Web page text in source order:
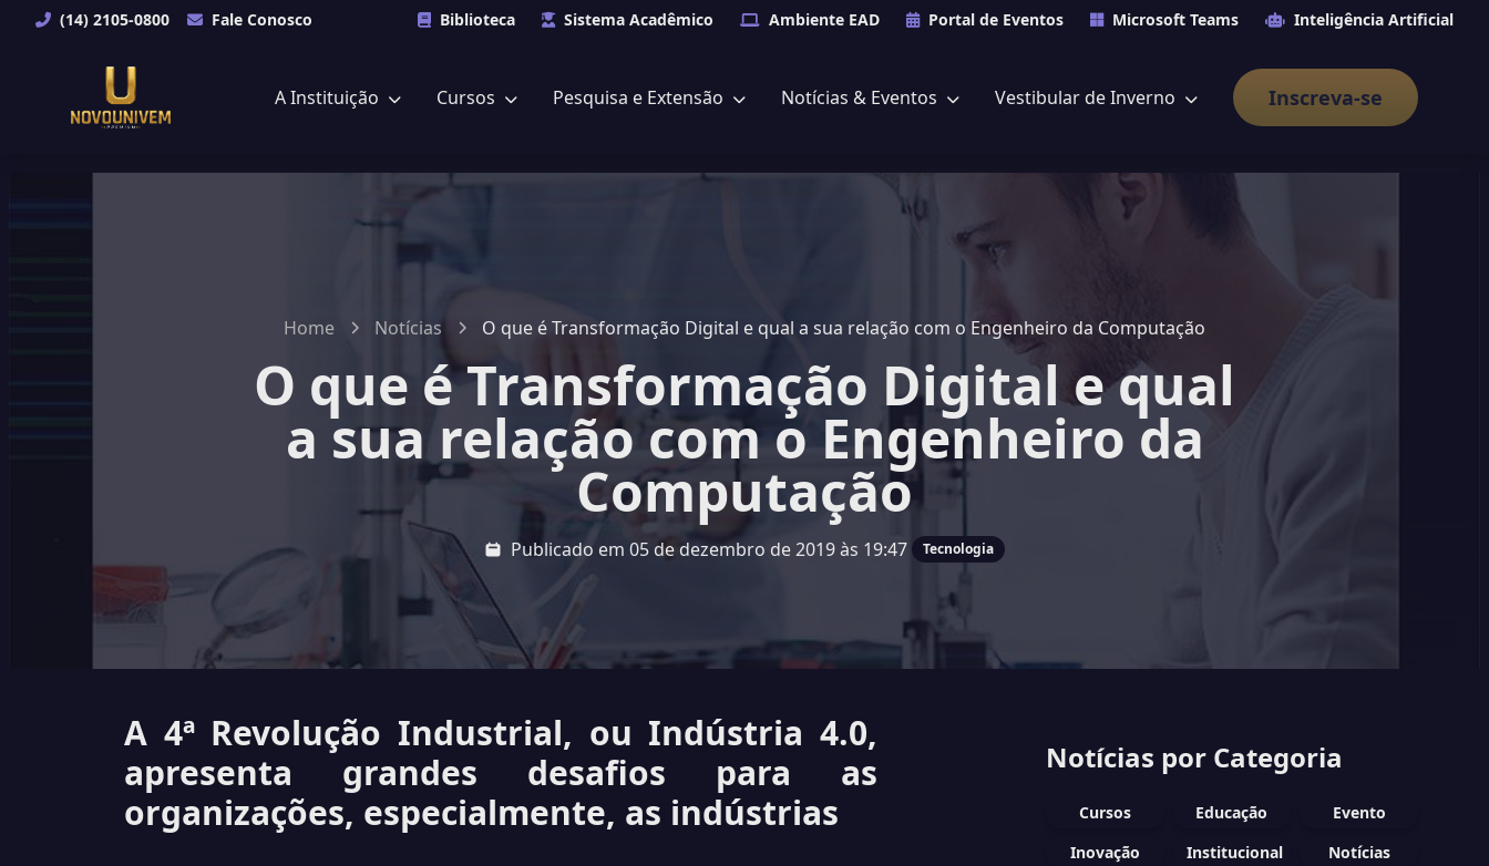
(14) 2105-0800 Fale Conosco Biblioteca Sistema Acadêmico Ambiente EAD Portal de Eventos Microsoft Teams Inteligência Artificial
A Instituição Cursos Pesquisa e Extensão Notícias & Eventos Vestibular de Inverno Inscreva-se
Home Notícias O que é Transformação Digital e qual a sua relação com o Engenheiro da Computação
O que é Transformação Digital e qual
a sua relação com o Engenheiro da
Computação
Publicado em 05 de dezembro de 2019 às 19:47 Tecnologia
A 4ª Revolução Industrial, ou Indústria 4.0,
apresenta grandes desafios para as
organizações, especialmente, as indústrias
Notícias por Categoria
Cursos Educação
Evento
Inovação
Institucional
Notícias